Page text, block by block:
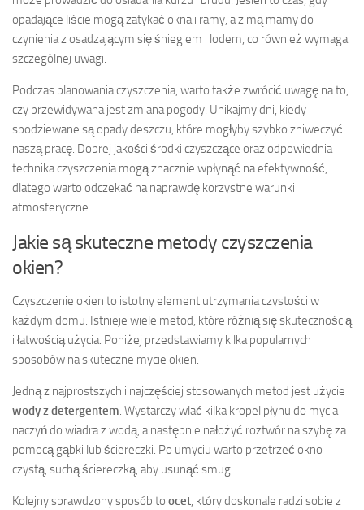
opadające liście mogą zatykać okna i ramy, a zimą mamy do
czynienia z osadzającym się śniegiem i lodem, co również wymaga
szczególnej uwagi.
Podczas planowania czyszczenia, warto także zwrócić uwagę na to,
czy przewidywana jest zmiana pogody. Unikajmy dni, kiedy
spodziewane są opady deszczu, które mogłyby szybko zniweczyć
naszą pracę. Dobrej jakości środki czyszczące oraz odpowiednia
technika czyszczenia mogą znacznie wpłynąć na efektywność,
dlatego warto odczekać na naprawdę korzystne warunki
atmosferyczne.
Jakie są skuteczne metody czyszczenia
okien?
Czyszczenie okien to istotny element utrzymania czystości w
każdym domu. Istnieje wiele metod, które różnią się skutecznością
i łatwością użycia. Poniżej przedstawiamy kilka popularnych
sposobów na skuteczne mycie okien.
Jedną z najprostszych i najczęściej stosowanych metod jest użycie
wody z detergentem. Wystarczy wlać kilka kropel płynu do mycia
naczyń do wiadra z wodą, a następnie nałożyć roztwór na szybę za
pomocą gąbki lub ściereczki. Po umyciu warto przetrzeć okno
czystą, suchą ściereczką, aby usunąć smugi.
Kolejny sprawdzony sposób to ocet, który doskonale radzi sobie z